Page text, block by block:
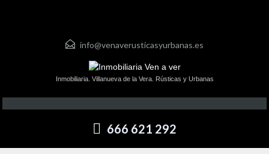
info@venaverusticasyurbanas.es
Inmobiliaria. Villanueva de la Vera. Rústicas y Urbanas
666 621 292